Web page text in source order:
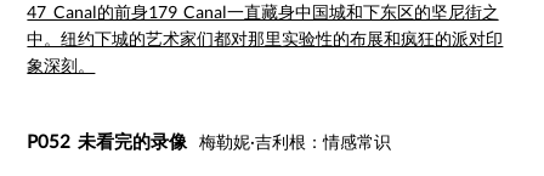
47 Canal的前身179 Canal一直藏身中国城和下东区的坚尼街之
中。纽约下城的艺术家们都对那里实验性的布展和疯狂的派对印
象深刻。
P052 未看完的录像 梅勒妮·吉利根：情感常识